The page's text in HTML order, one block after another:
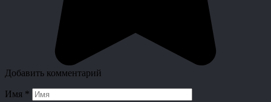
Добавить комментарий
Имя *